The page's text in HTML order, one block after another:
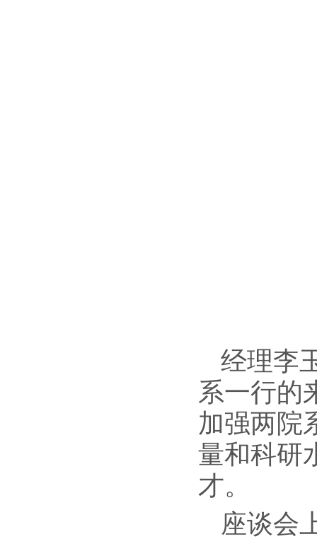
经理李
系一行的
加强两院
量和科研
才。
座谈会